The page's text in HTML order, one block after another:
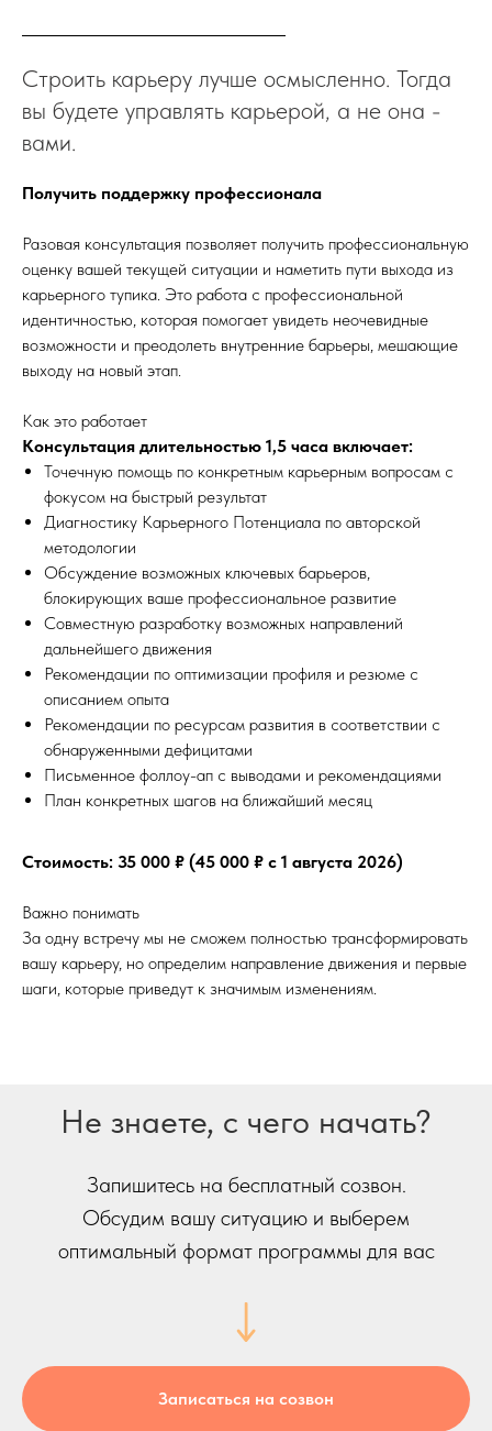
Строить карьеру лучше осмысленно. Тогда
вы будете управлять карьерой, а не она -
вами.
Получить поддержку профессионала
Разовая консультация позволяет получить профессиональную
оценку вашей текущей ситуации и наметить пути выхода из
карьерного тупика. Это работа с профессиональной
идентичностью, которая помогает увидеть неочевидные
возможности и преодолеть внутренние барьеры, мешающие
выходу на новый этап.
Как это работает
Консультация длительностью 1,5 часа включает:
Точечную помощь по конкретным карьерным вопросам с
фокусом на быстрый результат
Диагностику Карьерного Потенциала по авторской
методологии
Обсуждение возможных ключевых барьеров,
блокирующих ваше профессиональное развитие
Совместную разработку возможных направлений
дальнейшего движения
Рекомендации по оптимизации профиля и резюме с
описанием опыта
Рекомендации по ресурсам развития в соответствии с
обнаруженными дефицитами
Письменное фоллоу-ап с выводами и рекомендациями
План конкретных шагов на ближайший месяц
Стоимость: 35 000 ₽ (45 000 ₽ с 1 августа 2026)
Важно понимать
За одну встречу мы не сможем полностью трансформировать
вашу карьеру, но определим направление движения и первые
шаги, которые приведут к значимым изменениям.
Не знаете, с чего начать?
Запишитесь на бесплатный созвон.
Обсудим вашу ситуацию и выберем
оптимальный формат программы для вас
Записаться на созвон